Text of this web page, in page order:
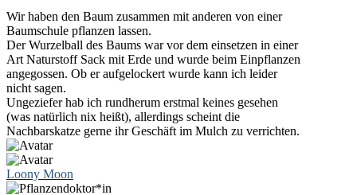
Wir haben den Baum zusammen mit anderen von einer
Baumschule pflanzen lassen.
Der Wurzelball des Baums war vor dem einsetzen in einer
Art Naturstoff Sack mit Erde und wurde beim Einpflanzen
angegossen. Ob er aufgelockert wurde kann ich leider
nicht sagen.
Ungeziefer hab ich rundherum erstmal keines gesehen
(was natürlich nix heißt), allerdings scheint die
Nachbarskatze gerne ihr Geschäft im Mulch zu verrichten.
Loony Moon